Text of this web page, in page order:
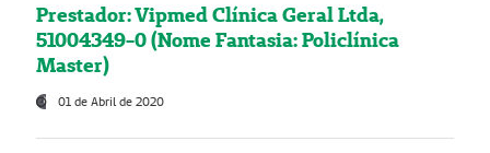
Prestador: Vipmed Clínica Geral Ltda,
51004349-0 (Nome Fantasia: Policlínica
Master)
01 de Abril de 2020